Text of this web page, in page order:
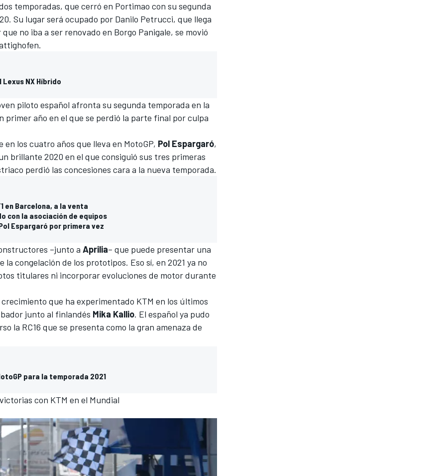
temporadas, que cerró en Portimao con su segunda
Su lugar será ocupado por Danilo Petrucci, que llega
no iba a ser renovado en Borgo Panigale, se movió
NX Híbrido
piloto español afronta su segunda temporada en la
primer año en el que se perdió la parte final por culpa
los cuatro años que lleva en MotoGP, Pol Espargaró,
brillante 2020 en el que consiguió sus tres primeras
perdió las concesiones cara a la nueva temporada.
en Barcelona, a la venta
con la asociación de equipos
Espargaró por primera vez
–junto a Aprilia– que puede presentar una
congelación de los prototipos. Eso sí, en 2021 ya no
titulares ni incorporar evoluciones de motor durante
que ha experimentado KTM en los últimos
junto al finlandés Mika Kallio. El español ya pudo
la RC16 que se presenta como la gran amenaza de
para la temporada 2021
con KTM en el Mundial